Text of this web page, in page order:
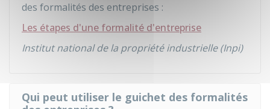
des formalités des entreprises :
Les étapes d'une formalité d'entreprise
Institut national de la propriété industrielle (Inpi)
Qui peut utiliser le guichet des formalités